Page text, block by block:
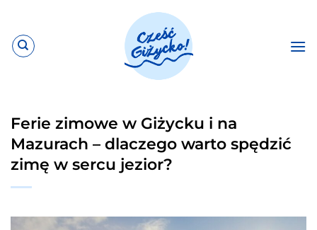
zawartości
Ferie zimowe w Giżycku i na
Mazurach – dlaczego warto spędzić
zimę w sercu jezior?